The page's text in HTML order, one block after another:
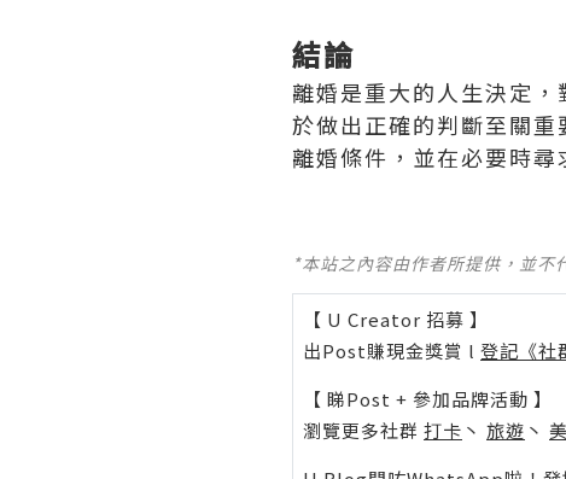
結論
離婚是重大的人生決定
於做出正確的判斷至關
離婚條件，並在必要時
*本站之內容由作者所提供，並不
【 U Creator 招募 】
出Post賺現金獎賞 l 登記《社
【 睇Post + 參加品牌活動 】
瀏覽更多社群 打卡 丶 旅遊 丶